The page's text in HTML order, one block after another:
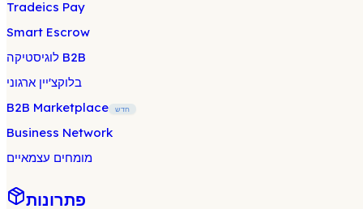
Tradeics Pay
Smart Escrow
לוגיסטיקה B2B
בלוקצ'יין ארגוני
B2B Marketplace
חדש
Business Network
מומחים עצמאיים
פתרונות